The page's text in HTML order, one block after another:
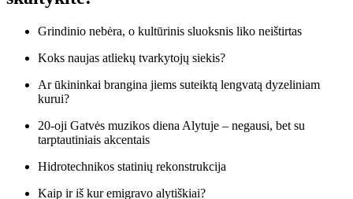
Grindinio nebėra, o kultūrinis sluoksnis liko neištirtas
Koks naujas atliekų tvarkytojų siekis?
Ar ūkininkai brangina jiems suteiktą lengvatą dyzeliniam
kurui?
20-oji Gatvės muzikos diena Alytuje – negausi, bet su
tarptautiniais akcentais
Hidrotechnikos statinių rekonstrukcija
Kaip ir iš kur emigravo alytiškiai?